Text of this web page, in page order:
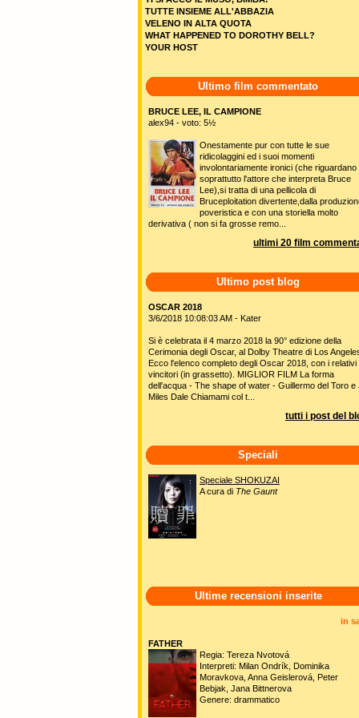
TUTTE INSIEME ALL'ABBAZIA
VELENO IN ALTA QUOTA
WHAT HAPPENED TO DOROTHY BELL?
YOUR HOST
Ultimo film commentato
BRUCE LEE, IL CAMPIONE
alex94 - voto: 5½
Onestamente pur con tutte le sue
ridicolaggini ed i suoi momenti
involontariamente ironici (che riguardano
soprattutto l'attore che interpreta Bruce
Lee),si tratta di una pellicola di
Bruceploitation divertente,dalla
poveristica e con una storiella molto
derivativa ( non si fa grosse remo...
ultimi 20 film
Ultimo post blog
OSCAR 2018
3/6/2018 10:08:03 AM - Kater
Si è celebrata il 4 marzo 2018 la 90° edizione della
Cerimonia degli Oscar, al Dolby Theatre di Los
Ecco l'elenco completo degli Oscar 2018, con i relativi
vincitori (in grassetto). MIGLIOR FILM La forma
dell'acqua - The shape of water - Guillermo del Toro e
Miles Dale Chiamami col t...
tutti i post del
Speciali
Speciale SHOKUZAI
A cura di The Gaunt
Ultime recensioni inserite
in
FATHER
Regia: Tereza Nvotová
Interpreti: Milan Ondrík, Dominika
Moravkova, Anna Geislerová, Peter
Bebjak, Jana Bittnerova
Genere: drammatico